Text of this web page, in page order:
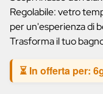
Regolabile: vetro
per un'esperienza di
Trasforma il tuo
⏳ In offerta per: